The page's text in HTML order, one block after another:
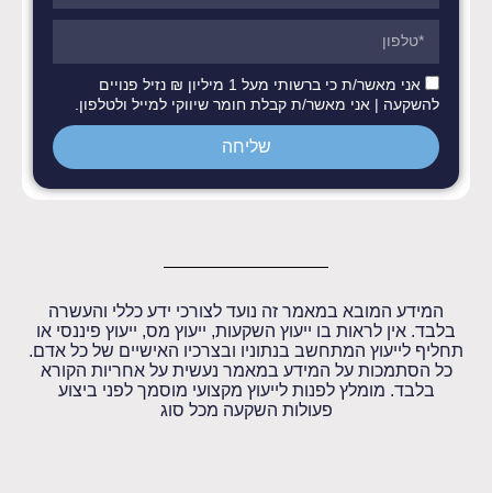
אני מאשר/ת כי ברשותי מעל 1 מיליון ₪ נזיל פנויים
להשקעה | אני מאשר/ת קבלת חומר שיווקי למייל ולטלפון.
שליחה
המידע המובא במאמר זה נועד לצורכי ידע כללי והעשרה
בלבד. אין לראות בו ייעוץ השקעות, ייעוץ מס, ייעוץ פיננסי או
תחליף לייעוץ המתחשב בנתוניו ובצרכיו האישיים של כל אדם.
כל הסתמכות על המידע במאמר נעשית על אחריות הקורא
בלבד. מומלץ לפנות לייעוץ מקצועי מוסמך לפני ביצוע
פעולות השקעה מכל סוג